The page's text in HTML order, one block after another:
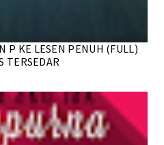
P KE LESEN PENUH (FULL)
TERSEDAR